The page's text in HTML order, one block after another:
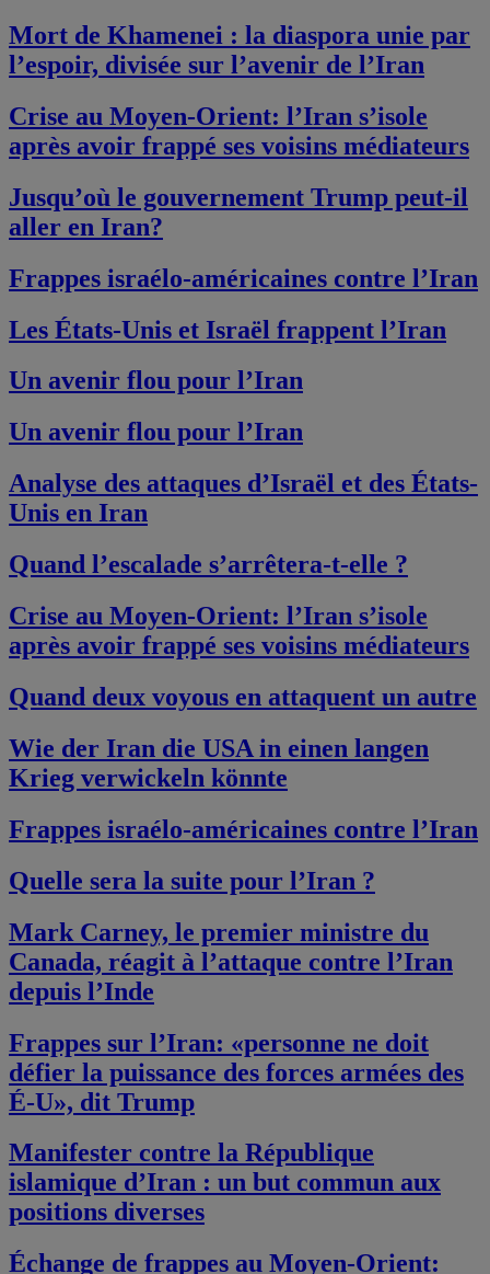
Mort de Khamenei : la diaspora unie par
l’espoir, divisée sur l’avenir de l’Iran
Crise au Moyen-Orient: l’Iran s’isole
après avoir frappé ses voisins médiateurs
Jusqu’où le gouvernement Trump peut-il
aller en Iran?
Frappes israélo-américaines contre l’Iran
Les États-Unis et Israël frappent l’Iran
Un avenir flou pour l’Iran
Un avenir flou pour l’Iran
Analyse des attaques d’Israël et des États-
Unis en Iran
Quand l’escalade s’arrêtera-t-elle ?
Crise au Moyen-Orient: l’Iran s’isole
après avoir frappé ses voisins médiateurs
Quand deux voyous en attaquent un autre
Wie der Iran die USA in einen langen
Krieg verwickeln könnte
Frappes israélo-américaines contre l’Iran
Quelle sera la suite pour l’Iran ?
Mark Carney, le premier ministre du
Canada, réagit à l’attaque contre l’Iran
depuis l’Inde
Frappes sur l’Iran: «personne ne doit
défier la puissance des forces armées des
É-U», dit Trump
Manifester contre la République
islamique d’Iran : un but commun aux
positions diverses
Échange de frappes au Moyen-Orient: